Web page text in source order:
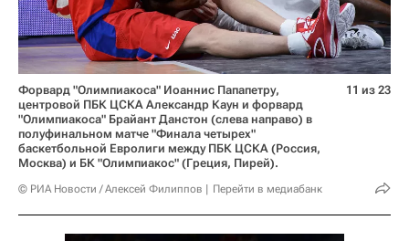
Форвард "Олимпиакоса" Иоаннис Папапетру,
центровой ПБК ЦСКА Александр Каун и форвард
"Олимпиакоса" Брайант Данстон (слева направо) в
полуфинальном матче "Финала четырех"
баскетбольной Евролиги между ПБК ЦСКА (Россия,
Москва) и БК "Олимпиакос" (Греция, Пирей).
© РИА Новости / Алексей Филиппов Перейти в медиабанк
11 из 23